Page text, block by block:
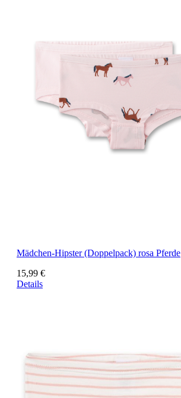
Mädchen-Hipster (Doppelpack) rosa Pferde
15,99 €
Details